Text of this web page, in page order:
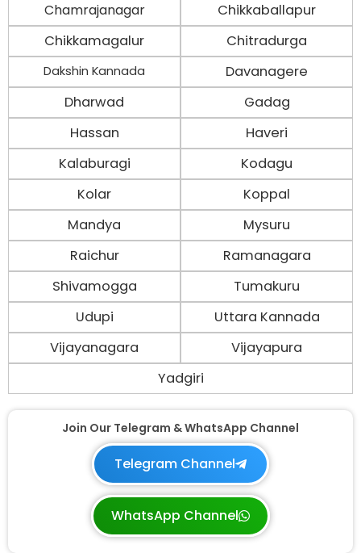
Chamrajanagar
Chikkaballapur
Chikkamagalur
Chitradurga
Dakshin Kannada
Davanagere
Dharwad
Gadag
Hassan
Haveri
Kalaburagi
Kodagu
Kolar
Koppal
Mandya
Mysuru
Raichur
Ramanagara
Shivamogga
Tumakuru
Udupi
Uttara Kannada
Vijayanagara
Vijayapura
Yadgiri
Join Our Telegram & WhatsApp Channel
Telegram Channel
WhatsApp Channel